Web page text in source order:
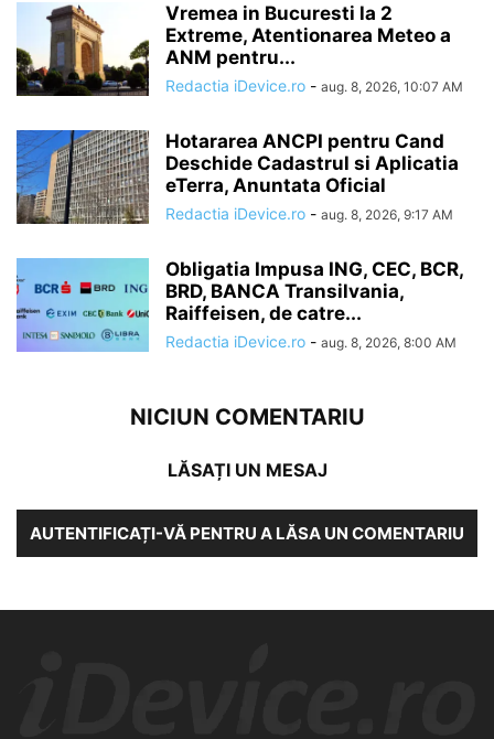
Vremea in Bucuresti la 2
Extreme, Atentionarea Meteo a
ANM pentru...
Redactia iDevice.ro - aug. 8, 2026, 10:07 AM
Hotararea ANCPI pentru Cand
Deschide Cadastrul si Aplicatia
eTerra, Anuntata Oficial
Redactia iDevice.ro - aug. 8, 2026, 9:17 AM
Obligatia Impusa ING, CEC, BCR,
BRD, BANCA Transilvania,
Raiffeisen, de catre...
Redactia iDevice.ro - aug. 8, 2026, 8:00 AM
NICIUN COMENTARIU
LĂSAȚI UN MESAJ
AUTENTIFICAȚI-VĂ PENTRU A LĂSA UN COMENTARIU